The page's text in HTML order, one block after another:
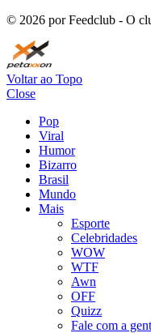
© 2026 por Feedclub - O
Voltar ao Topo
Close
Pop
Viral
Humor
Bizarro
Brasil
Mundo
Mais
Esporte
Celebridades
WOW
WTF
Awn
OFF
Quizz
Fale com a